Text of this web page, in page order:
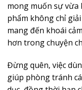
mong muốn sự vừa
phẩm không chỉ
mang đến khoái
hơn trong chuyện
Đừng quên, việc
giúp phòng tránh